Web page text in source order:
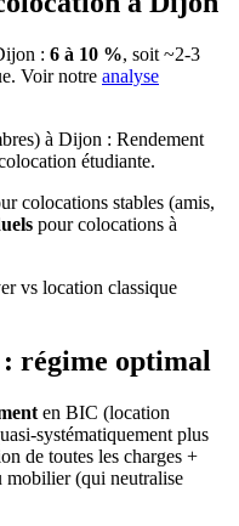
: 6 à 10 %, soit ~2-3
Voir notre analyse
à Dijon : Rendement
étudiante.
colocations stables (amis,
pour colocations à
vs location classique
régime optimal
en BIC (location
systématiquement plus
de toutes les charges +
mobilier (qui neutralise